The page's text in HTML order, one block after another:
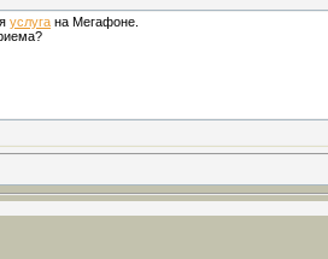
услуга на Мегафоне.